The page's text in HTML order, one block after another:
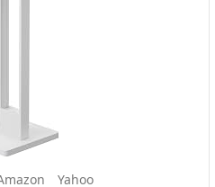
Yahoo